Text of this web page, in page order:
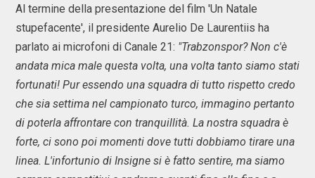
Al termine della presentazione del film 'Un Natale
stupefacente', il presidente Aurelio De Laurentiis ha
parlato ai microfoni di Canale 21: "Trabzonspor? Non c'è
andata mica male questa volta, una volta tanto siamo stati
fortunati! Pur essendo una squadra di tutto rispetto credo
che sia settima nel campionato turco, immagino pertanto
di poterla affrontare con tranquillità. La nostra squadra è
forte, ci sono poi momenti dove tutti dobbiamo tirare una
linea. L'infortunio di Insigne si è fatto sentire, ma siamo